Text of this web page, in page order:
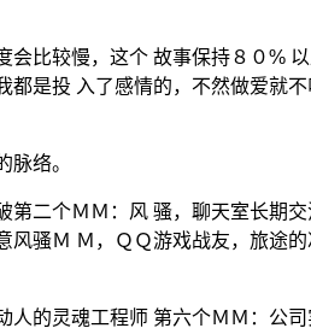
比较慢，这个 故事保持８０%
是投 入了感情的，不然做爱就
脉络。
二个ＭＭ：风 骚，聊天室长期
骚Ｍ Ｍ，ＱＱ游戏战友，旅途
的灵魂工程师 第六个ＭＭ：公